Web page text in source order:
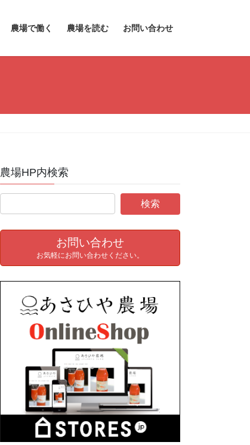
農場で働く 農場を読む お問い合わせ
農場HP内検索
お問い合わせ
お気軽にお問い合わせください。